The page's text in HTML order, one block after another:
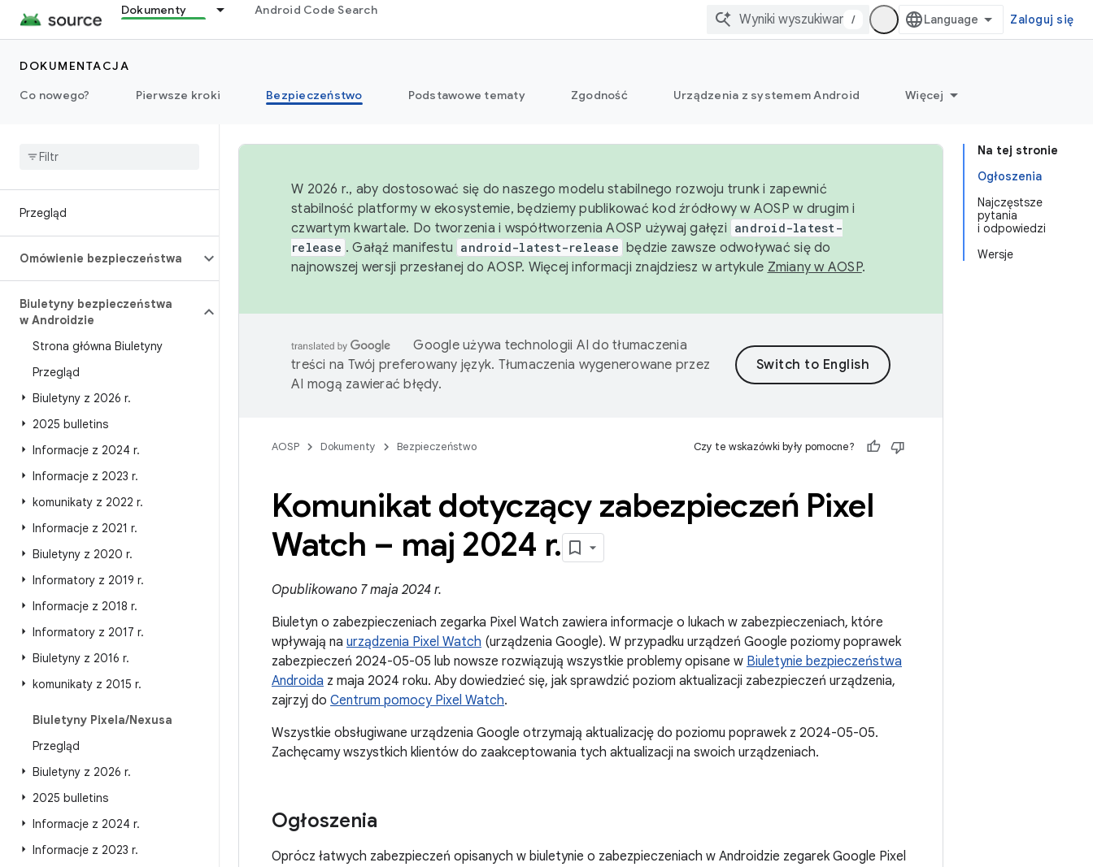
Dokumenty Android Code Search
/ Zaloguj się
DOKUMENTACJA
Co nowego?
Pierwsze kroki Bezpieczeństwo Podstawowe tematy Zgodność Urządzenia z systemem Android Więcej
Przegląd
Omówienie bezpieczeństwa
Biuletyny bezpieczeństwa
w Androidzie
Strona główna Biuletyny
Przegląd
Biuletyny z 2026 r.
2025 bulletins
Informacje z 2024 r.
Informacje z 2023 r.
komunikaty z 2022 r.
Informacje z 2021 r.
Biuletyny z 2020 r.
Informatory z 2019 r.
Informacje z 2018 r.
Informatory z 2017 r.
Biuletyny z 2016 r.
komunikaty z 2015 r.
Biuletyny Pixela/Nexusa
Przegląd
Biuletyny z 2026 r.
2025 bulletins
Informacje z 2024 r.
Informacje z 2023 r.
Na tej stronie
Ogłoszenia
Najczęstsze
pytania
i odpowiedzi
Wersje
W 2026 r., aby dostosować się do naszego modelu stabilnego rozwoju trunk i zapewnić
stabilność platformy w ekosystemie, będziemy publikować kod źródłowy w AOSP w drugim i
czwartym kwartale. Do tworzenia i współtworzenia AOSP używaj gałęzi android-latest-
release . Gałąź manifestu android-latest-release będzie zawsze odwoływać się do
najnowszej wersji przesłanej do AOSP. Więcej informacji znajdziesz w artykule Zmiany w AOSP.
Google używa technologii AI do tłumaczenia
treści na Twój preferowany język. Tłumaczenia wygenerowane przez
AI mogą zawierać błędy.
AOSP Dokumenty Bezpieczeństwo Czy te wskazówki były pomocne?
Komunikat dotyczący zabezpieczeń Pixel
Watch – maj 2024 r.
Opublikowano 7 maja 2024 r.
Biuletyn o zabezpieczeniach zegarka Pixel Watch zawiera informacje o lukach w zabezpieczeniach, które
wpływają na urządzenia Pixel Watch (urządzenia Google). W przypadku urządzeń Google poziomy poprawek
zabezpieczeń 2024-05-05 lub nowsze rozwiązują wszystkie problemy opisane w Biuletynie bezpieczeństwa
Androida z maja 2024 roku. Aby dowiedzieć się, jak sprawdzić poziom aktualizacji zabezpieczeń urządzenia,
zajrzyj do Centrum pomocy Pixel Watch.
Wszystkie obsługiwane urządzenia Google otrzymają aktualizację do poziomu poprawek z 2024-05-05.
Zachęcamy wszystkich klientów do zaakceptowania tych aktualizacji na swoich urządzeniach.
Ogłoszenia
Oprócz łatwych zabezpieczeń opisanych w biuletynie o zabezpieczeniach w Androidzie zegarek Google Pixel